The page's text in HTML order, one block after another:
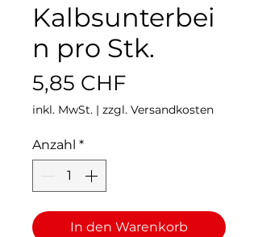
Kalbsunterbei
n pro Stk.
5,85 CHFPreis
inkl. MwSt. | zzgl. Versandkosten
Anzahl *
In den Warenkorb